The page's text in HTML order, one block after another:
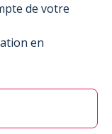
de votre
en